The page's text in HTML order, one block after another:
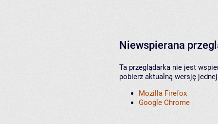
Niewspierana
Ta przeglądarka nie jest
pobierz aktualną wersję
Mozilla Firefox
Google Chrome